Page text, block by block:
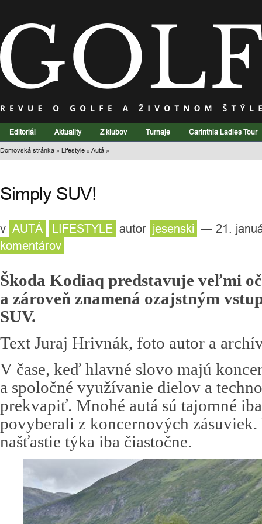
Editoriál Aktuality Z klubov Turnaje Carinthia Ladies Tour
Domovská stránka » Lifestyle »Autá »
Simply SUV!
v AUTÁ LIFESTYLE autor jesenski — 21.
komentárov
Škoda Kodiaq predstavuje veľmi
a zároveň znamená ozajstným
SUV.
Text Juraj Hrivnák, foto autor a
V čase, keď hlavné slovo majú
a spoločné využívanie dielov a
prekvapiť. Mnohé autá sú tajomné
povyberali z koncernových zásuviek.
našťastie týka iba čiastočne.